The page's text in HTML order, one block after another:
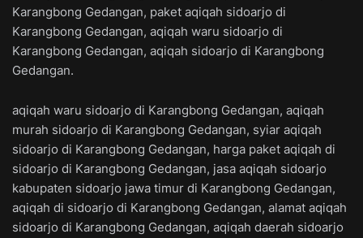
Karangbong Gedangan, paket aqiqah sidoarjo di
Karangbong Gedangan, aqiqah waru sidoarjo di
Karangbong Gedangan, aqiqah sidoarjo di Karangbong
Gedangan.
aqiqah waru sidoarjo di Karangbong Gedangan, aqiqah
murah sidoarjo di Karangbong Gedangan, syiar aqiqah
sidoarjo di Karangbong Gedangan, harga paket aqiqah di
sidoarjo di Karangbong Gedangan, jasa aqiqah sidoarjo
kabupaten sidoarjo jawa timur di Karangbong Gedangan,
aqiqah di sidoarjo di Karangbong Gedangan, alamat aqiqah
sidoarjo di Karangbong Gedangan, aqiqah daerah sidoarjo